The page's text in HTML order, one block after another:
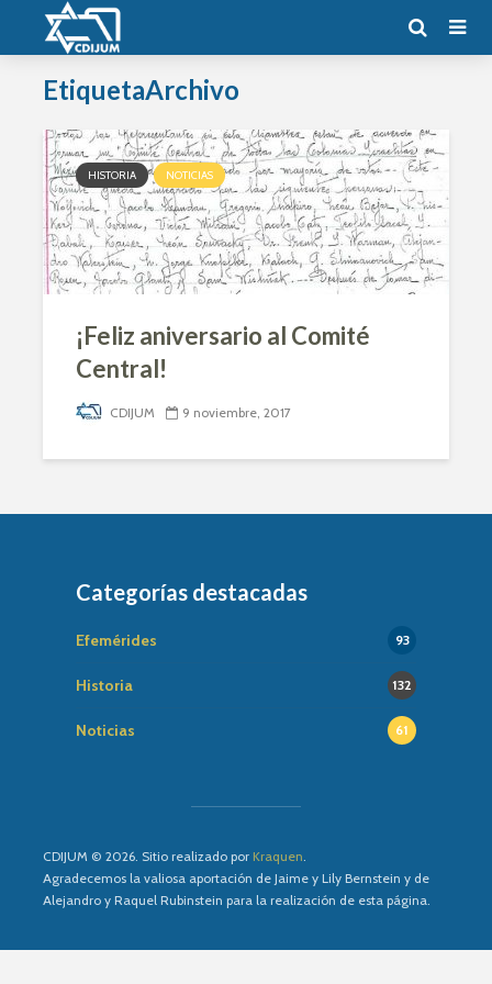
EtiquetaArchivo
HISTORIA NOTICIAS
¡Feliz aniversario al Comité
Central!
CDIJUM 9 noviembre, 2017
Categorías destacadas
Efemérides 93
Historia 132
Noticias 61
CDIJUM © 2026. Sitio realizado por Kraquen.
Agradecemos la valiosa aportación de Jaime y Lily Bernstein y de
Alejandro y Raquel Rubinstein para la realización de esta página.